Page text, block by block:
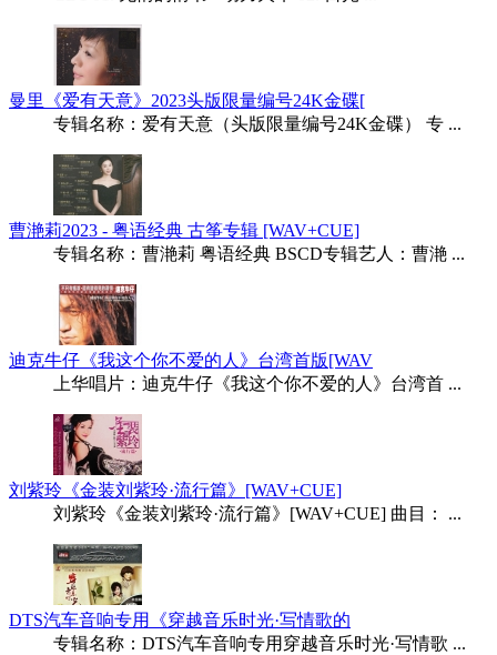
曼里《爱有天意》2023头版限量编号24K金碟[
专辑名称：爱有天意（头版限量编号24K金碟） 专 ...
曹滟莉2023 - 粤语经典 古筝专辑 [WAV+CUE]
专辑名称：曹滟莉 粤语经典 BSCD专辑艺人：曹滟 ...
迪克牛仔《我这个你不爱的人》台湾首版[WAV
上华唱片：迪克牛仔《我这个你不爱的人》台湾首 ...
刘紫玲《金装刘紫玲·流行篇》[WAV+CUE]
刘紫玲《金装刘紫玲·流行篇》[WAV+CUE] 曲目： ...
DTS汽车音响专用《穿越音乐时光·写情歌的
专辑名称：DTS汽车音响专用穿越音乐时光·写情歌 ...